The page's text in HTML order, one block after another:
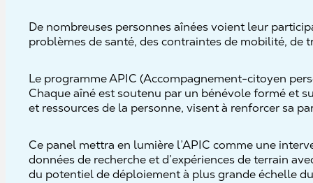
De nombreuses personnes aînées voient leur
problèmes de santé, des contraintes de mobilité, de
Le programme APIC (Accompagnement-citoyen
Chaque aîné est soutenu par un bénévole formé et
et ressources de la personne, visent à renforcer sa
Ce panel mettra en lumière l’APIC comme une
données de recherche et d’expériences de terrain
du potentiel de déploiement à plus grande échelle